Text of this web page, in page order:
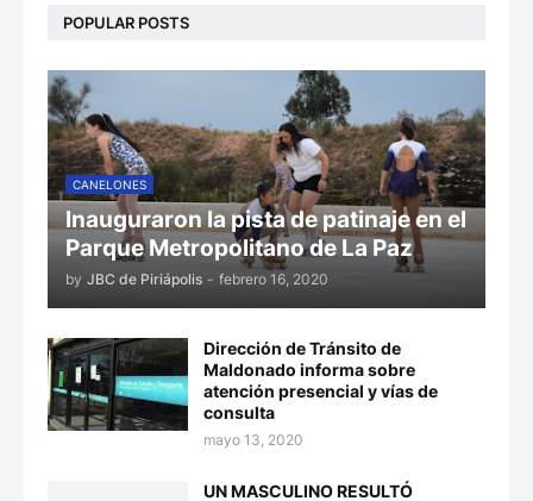
POPULAR POSTS
CANELONES
Inauguraron la pista de patinaje en el
Parque Metropolitano de La Paz
by JBC de Piriápolis - febrero 16, 2020
Dirección de Tránsito de
Maldonado informa sobre
atención presencial y vías de
consulta
mayo 13, 2020
UN MASCULINO RESULTÓ